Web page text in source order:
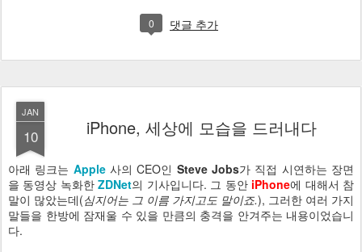
0 댓글 추가
JAN
10 iPhone, 세상에 모습을 드러내다
아래 링크는 Apple사의 CEO인 Steve Jobs가 직접 시연하는 장면
을 동영상 녹화한ZDNet의 기사입니다. 그 동안 iPhone에 대해서 참
말이 많았는데(심지어는 그 이름 가지고도 말이죠.), 그러한 여러 가지
말들을 한방에 잠재울 수 있을 만큼의 충격을 안겨주는 내용이었습니
다.